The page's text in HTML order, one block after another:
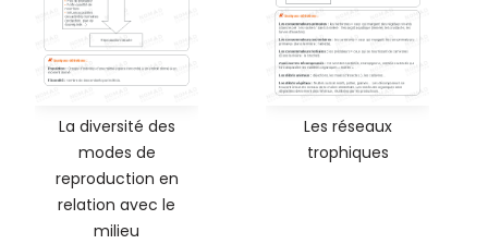
La diversité des
modes de
reproduction en
relation avec le
milieu
Les réseaux
trophiques